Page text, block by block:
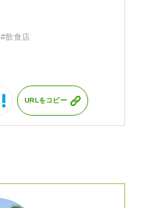
#飲食店
URLをコピー